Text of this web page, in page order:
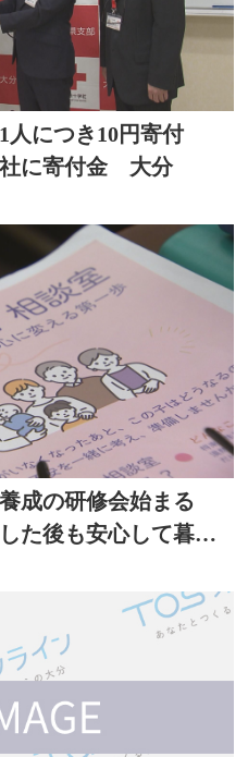
人につき10円寄付
社に寄付金 大分
養成の研修会始まる
た後も安心して暮ら